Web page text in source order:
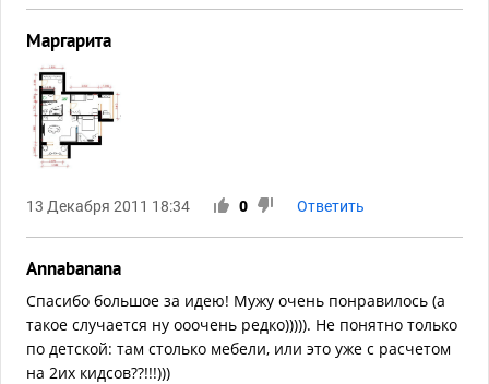
Маргарита
13 Декабря 2011 18:34 0 Ответить
Annabanana
Спасибо большое за идею! Мужу очень понравилось (а
такое случается ну ооочень редко))))). Не понятно только
по детской: там столько мебели, или это уже с расчетом
на 2их кидсов??!!!)))